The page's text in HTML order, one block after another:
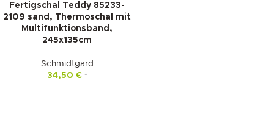
Fertigschal Teddy 85233-
2109 sand, Thermoschal mit
Multifunktionsband,
245x135cm
Schmidtgard
34,50 € *